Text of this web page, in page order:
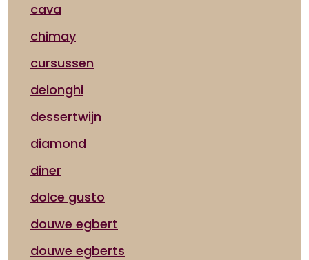
cava
chimay
cursussen
delonghi
dessertwijn
diamond
diner
dolce gusto
douwe egbert
douwe egberts